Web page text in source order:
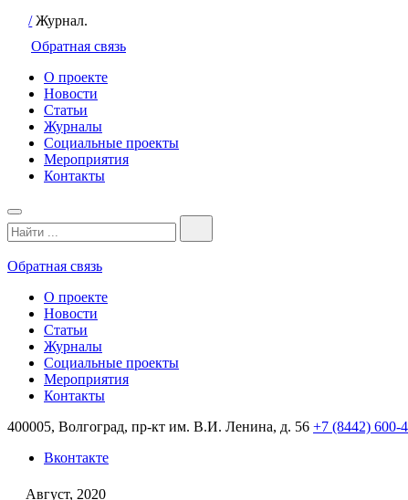
/ Журнал.
Обратная связь
О проекте
Новости
Статьи
Журналы
Социальные проекты
Мероприятия
Контакты
Обратная связь
О проекте
Новости
Статьи
Журналы
Социальные проекты
Мероприятия
Контакты
400005, Волгоград, пр-кт им. В.И. Ленина, д. 56 +7 (8442) 600-
Вконтакте
Август, 2020